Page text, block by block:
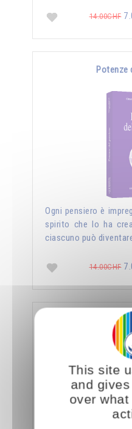
14.00CHF
Potenze
Ogni pensiero è
spirito che lo ha
ciascuno può
14.00CHF
La
This site
and
over